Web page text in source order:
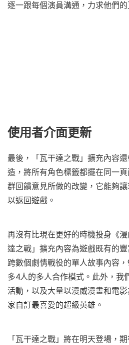
逐一跟每個演員溝通，力求他們
使用者介面更新
最後，「瓦干達之戰」擴充內容
造，將所有角色標籤都擺在同一
群回饋意見所做的改變，它能夠
以返回遊戲。
再沒有比現在更好的時機投身《
達之戰」擴充內容為遊戲既有的
跨數個劇情戰役的單人故事內容
多4人的多人合作模式。此外，我
活動，以及大量以漫威漫畫和電
家自訂最喜愛的超級英雄。
「瓦干達之戰」將在明天登場，